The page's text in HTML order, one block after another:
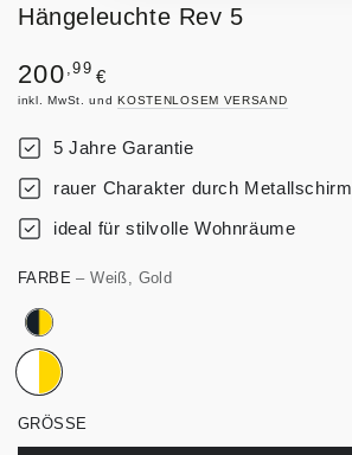
Hängeleuchte Rev 5
Regulärer
Preis
200 ,99 €
inkl. MwSt. undKOSTENLOSEM VERSAND
5 Jahre Garantie
rauer Charakter durch Metallschirm
ideal für stilvolle Wohnräume
FARBE– Weiß, Gold
GRÖSSE